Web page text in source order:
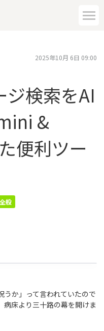
2025年10月 6日 09:00
ジ検索をAI
&
便利ツー
般
うか」って言われていたので
床より三十路の幕を開けま